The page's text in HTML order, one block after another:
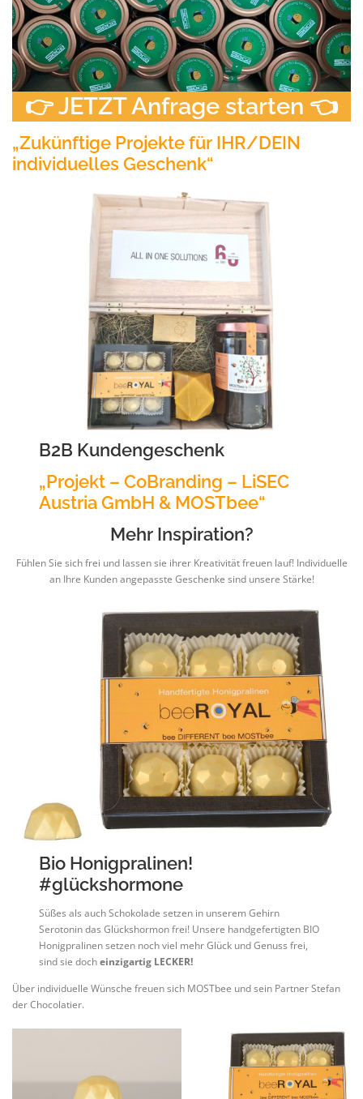
👉 JETZT Anfrage starten 👈
„Zukünftige Projekte für IHR/DEIN
individuelles Geschenk“
B2B Kundengeschenk
„Projekt – CoBranding – LiSEC
Austria GmbH & MOSTbee“
Mehr Inspiration?
Fühlen Sie sich frei und lassen sie ihrer Kreativität freuen lauf! Individuelle
an Ihre Kunden angepasste Geschenke sind unsere Stärke!
Bio Honigpralinen!
#glückshormone
Süßes als auch Schokolade setzen in unserem Gehirn
Serotonin das Glückshormon frei! Unsere handgefertigten BIO
Honigpralinen setzen noch viel mehr Glück und Genuss frei,
sind sie docheinzigartig LECKER!
Über individuelle Wünsche freuen sich MOSTbee und sein Partner Stefan
der Chocolatier.